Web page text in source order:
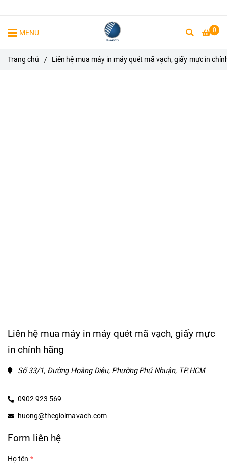
0
MENU
Trang chủ / Liên hệ mua máy in máy quét mã vạch, giấy mực in
Liên hệ mua máy in máy quét mã vạch, giấy mực
in chính hãng
Số 33/1, Đường Hoàng Diệu, Phường Phú Nhuận, TP.HCM
0902 923 569
huong@thegioimavach.com
Form liên hệ
Họ tên